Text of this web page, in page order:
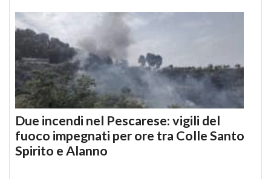
Due incendi nel Pescarese: vigili del
fuoco impegnati per ore tra Colle Santo
Spirito e Alanno